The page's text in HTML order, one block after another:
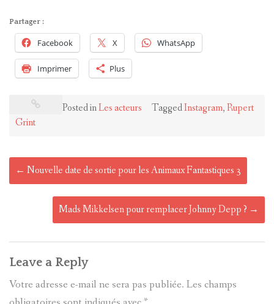
Partager :
Facebook X WhatsApp
Imprimer Plus
Posted inLes acteurs TaggedInstagram,Rupert
Grint
Post
navigation
← Nouvelle date de sortie pour les Animaux Fantastiques 3
Mads Mikkelsen pour remplacer Johnny Depp ? →
Leave a Reply
Votre adresse e-mail ne sera pas publiée. Les champs